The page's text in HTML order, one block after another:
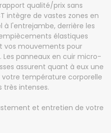
qualité/prix sans
intègre de vastes zones en
l'entrejambe, derrière les
élastiques
mouvements pour
panneaux en cuir micro-
assurent quant à eux une
température corporelle
très intenses.
et entretien de votre